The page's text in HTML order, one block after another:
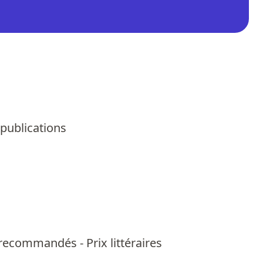
- Prix littéraires